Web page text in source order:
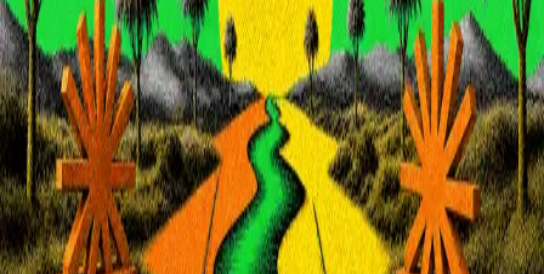
우성짱의 문서
☀️Toggle theme
전체YouTubeArticleTagsAuthorsHub
홈/태그 찾기/#agent-memory-retrieval
Tag1건Article1
agent-memory-retrieval
이 태그와 연결된 문서를 한곳에서 모아보고, 함께 자주 등장
하는 연관 태그까지 이어서 탐색할 수 있습니다.